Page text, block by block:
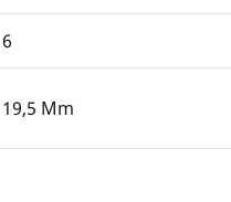
6
19,5 Mm